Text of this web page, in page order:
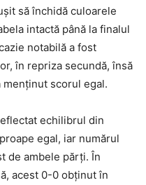
să închidă culoarele
intactă până la finalul
notabilă a fost
în repriza secundă, însă
scorul egal.
echilibrul din
egal, iar numărul
de ambele părți. În
acest 0-0 obținut în